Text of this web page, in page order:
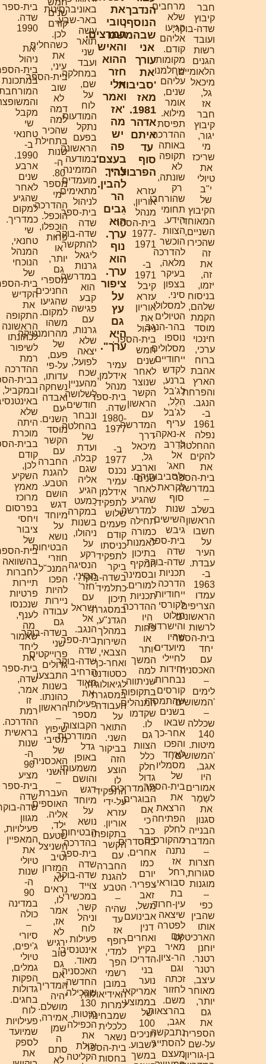
קיבוץ
שדה-בוקר,
ועובד
רשות
הגנים
הלאומיים,
מיכאל
קיבוץ
שריכז
טיולי
הקיבוץ
המאוחד.
השניים,
שהכירו
בניסוח
שלהם,
הקמת
מוסד
חינכוי
ערכי,
ברוח
אהבת
הארץ
והפרחת
הנגב.
1961
נפלה
ההחלטה
להקים
בית-הספר
במדרשה
בשלב
הראשון
חשבו
העיר
עבדת.
1963
עמדו
הצריפים
הראשונים
לרשות
בית-הספר
האכסניה
לימים
'המשושים'
שכללה
מיטות.
'המשושים',
אגב,
אמורים
לשַמֵר
סגנון
הבנייה
המדברי
חצרות
סגורות,
מוגנות
שהבין
אותו
הארכיטקט
רטנר.
רטנר
עיצב,
מאוחר
יותר,
הספריה
על-שם
בן-גוריון.
מרחבים
שלא
הגיעו
אליהם
קודם.
מקומות
שחלמנו
עליהם
שנים,
אומר
מילוא.
תפיסת
ההדרכה
באותה
תקופה
שונתה,
שהורחבו
תחומי
הידע.
הצוות
הוכשר
להדרכה
מלאה,
בעיקר
בצפון
סיני.
למסלולי
הטיולים
בהר-הנגב
נוספו
מסלולים
ייחודיים
לקדש
ברנע,
לג'בל
הִלֵל,
לג'בל
עריף
א-נאקה,
לדַרבּ
אל
חאג'
ולסביבותיהם.
לקראת
שנות
השישים
גיבש
בית-ספר
שדה
שדה-בוקר
תכניות
הדרכה
ייחודיות
לקורסי
מילוט
והישרדות,
שהיו
מיועדים
לחיילי
יחידות
נבחרות.
קורסים
שהתמסדו
בשנים
שבאו
אחר-כך
והפכו
לאחד
מסמליו
בית-הספר.
את
הרצאת
הפתיחה
לחלק
מהקורסים,
נתנה
אז
רחל
סבוראי,
עין-חרוד,
שיצאה
לפטרה
עם
מאיר
הר-ציון,
וגם
זכתה
לחזור
משם.
בהרצאות,
אגב,
נתבקשה
להסתייג
מעצם
הנדבך
הנוסף,
שבהמשכו
אני
עורך
את
'סביבות'
מאז
1981.
אדהר
איתם
עד
סוף
הפרבולה".
עזרא
אוריון,
מנהל
בית-הספר
1977-
1971
ב-
1971
קיבל
עזרא
אוריון
את
ניהול
בית-הספר.
חמש
שנים
לאחר
שנוצר
הקשר
הראשון
עם
המדרשה,
דרך
מיכאל
וארבע
שנים
לאחר
שהגיע
למדרשה,
תחילה
כמורה
לאמנות
בתיכון
המקיף
ובסמינר
למורים.
תכניות
ההדרכה
היו
פחות
או
יותר
המשך
למה
שניתווה
בתקופות
המנהלים
שקדמו
לו.
גם
הצוות
כלל
חלק
גדול
מהמדריכים
הבוגרים,
אם
כי
כבר
בהסדרים
אחרים,
יורם
צפריר.
זאב
משל,
אבינועם
דנין
ואחרים.
בקיץ
הדריכו
נוער
אמריקאי,
בממוצע
של
100
חניכים
לשבוע.
במשך
את
טובי
המרצים.
והאיש
ההוא
חזר
אלי
ואמר
'אז
מה
יש
פה
בעצם'.
צריך
להבין.
הר
גֵבים
הוא
ערך.
נוף
ערך.
ציפור
על
עץ
גם
היא
ערך".
עמיר
אידלמן,
מנהל
בית-ספר
שדה.
1980-
1977
ב-
1977
נכנס
עמיר
אידלמן
לתפקיד.
שלוש
פעמים
קודם
כניסתו
לתפקיד
ביקר
בשדה-בוקר.
כתלמיד
תיכון
במסגרת
הגדנ"ע,
במהלך
השירות
הצבאי,
ואחר-כך
כסטודנט
לגיאולוגיה,
במסגרת
העבודה
על
התואר
השני.
בביקור
הזה
הוצע
התפקיד
על-ידי
עזרא
אוריון.
בתקופתו
הקשר
עם
החברה
להגנת
הטבע
שהיה
עד
רופף
למדי,
הפך
רשמי
במובן
האידיאולוגי,
למרות
שמבחינה
כלכלית
נשאר
בית-הספר
בחסות
באוניברסיטת
באר-שבע,
עשה
תואר
שני
ועבד
במחלקה.
שם,
על
לוח
המודעות,
נתקל
בפעם
הראשונה
במודעה
המזמינה
מועמדים
מתאימים
לניהול
בית-ספר
שדה
שדה-בוקר,
להתקשר
ליגאל
גרנות
במדרשה.
הוא
קבע
פגישה
גרנות,
שלא
יצאה
לפועל,
שכח
מהעניין
לשלושה
חודשים,
ונבחר
בהחלטה
ועדת
קבלה,
שגם
אליה
הגיע
כמעט
במקרה.
בשנות
ניהולו,
על
רקע
הנסיגה
מסיני,
'חזר'
עם
ישראל
אל
הנגב.
בית-ספר
שדה
שדה-בוקר
הרחיב
מאוד
את
פעילותו.
מספר
הקבוצות
המודרכות
גדל
באופן
משמעותי,
והושם
דגש
מיוחד
על
נושא
הבטיחות
בהדרכה.
בית-ספר
שדה
שדה-בוקר
צוּייד
במכשירי
קשר,
וניהל
פעילות
אינטנסיבי
מאוד.
האכסניה
החדשה,
שהכילה
130
מיטות,
הכפילה
את
יכולת
הקליטה
חמש
שנים
קודם
לכן.
כשהחליף
את
עיני,
בית-הספר
שוב
דמה
למה
שהכיר
בתחילת
שנות
ה-
80.
מספר
ימי
ההדרכה
הוכפל.
הוכפלו,
פחות
או
יותר,
גם
מספרי
החניכים
שהגיעו
למקום.
משהו
מהרומנטיקה
של
פעם,
על-פי
עדותו,
נשחקה
ואבדה
עם
השנים.
מוּסד
הקשר
עם
החברה
להגנת
הטבע.
הושם
דגש
מיוחד
על
נושא
הבטיחות.
חוזרי
המנכ"ל
הפכו
להיות
ניירות
עבודה
בשדה-בוקר.
שני
פרוייקטים
גדולים
התבצעו
בשנות
כהונתו.
הראשון
–
שיפוץ
מסיבי
של
האכסניה,
והשני
–
העברת
האוספים
אליה.
ילד,
שטעם
השניצל
וטיב
המזרון
לא
נראים
לו,
אמר
אז,
ירגיש
טוב
גם
אם
המדריך
יהיה
מושלם.
אמירה,
שמן
סתם
לא
בית-ספר
שדה.
1990
את
ניהול
בית-הספר
במתכונת
המורחבת
והמשופצת,
מקבל
שי
טחנאי
ב-
1990.
ארבע
שנים
לאחר
שהגיע
למקום
כמדריך.
שי
טחנאי,
המנהל
הנוכחי
בית-הספר,
הקדיש
את
התקופה
הראשונה
לכהונתו
לשיפור
רמת
ההדרכה
בבית-הספר,
ובמקביל,
באינטנסיביות
שלא
היתה
מוכרת
בבית-הספר
קודם
לכן,
השקיע
מאמץ
מרוכז
בפרסום
ויחסי
ציבור
של
בית-הספר.
בהשוואה
לחברות
תיירות
פרטיות
שנכנסו
לענף,
שאמור
ליחד
את
בית-ספר
שדה,
אמר,
זו
רמת
ההדרכה.
בראשית
שנות
90
מציע
בית-ספר
שדה
שדה-בוקר
מגוון
פעילויות,
המאפיין
את
טיולי
שנות
90
במדינה
כולה
סיורי
ג'יפים,
טיולי
גמלים,
הפקות
גדולות
בחגים.
לוח
פעילויות
שמיועד
לספק
את